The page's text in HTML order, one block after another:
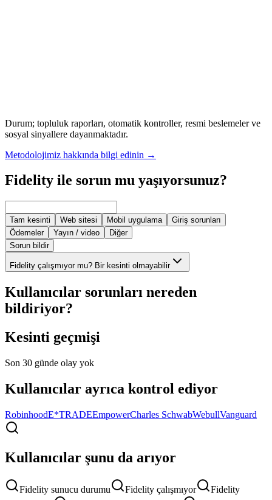
Durum; topluluk raporları, otomatik kontroller, resmi beslemeler ve
sosyal sinyallere dayanmaktadır.
Metodolojimiz hakkında bilgi edinin →
Fidelity ile sorun mu yaşıyorsunuz?
Tam kesinti Web sitesi Mobil uygulama
Giriş sorunları
Ödemeler
Yayın / video
Diğer
Sorun bildir
Fidelity çalışmıyor mu? Bir kesinti olmayabilir
Kullanıcılar sorunları nereden
bildiriyor?
Kesinti geçmişi
Son 30 günde olay yok
Kullanıcılar ayrıca kontrol ediyor
RobinhoodE*TRADEEmpowerCharles SchwabWebullVanguard
Kullanıcılar şunu da arıyor
Fidelity sunucu durumu Fidelity çalışmıyor
Fidelity